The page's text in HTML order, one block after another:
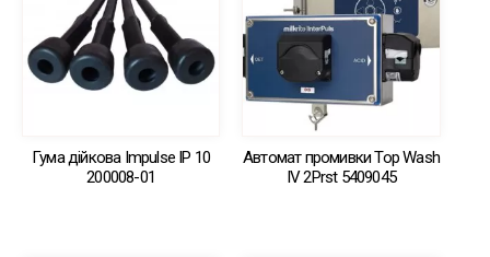
Гума дійкова Impulse IP 10
200008-01
Автомат промивки Top Wash
IV 2Prst 5409045